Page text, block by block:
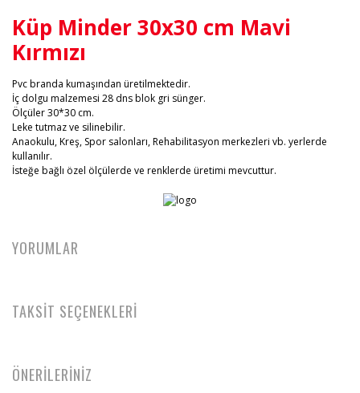
Küp Minder 30x30 cm Mavi
Kırmızı
Pvc branda kumaşından üretilmektedir.
İç dolgu malzemesi 28 dns blok gri sünger.
Ölçüler 30*30 cm.
Leke tutmaz ve silinebilir.
Anaokulu, Kreş, Spor salonları, Rehabilitasyon merkezleri vb. yerlerde
kullanılır.
İsteğe bağlı özel ölçülerde ve renklerde üretimi mevcuttur.
YORUMLAR
TAKSİT SEÇENEKLERİ
ÖNERİLERİNİZ